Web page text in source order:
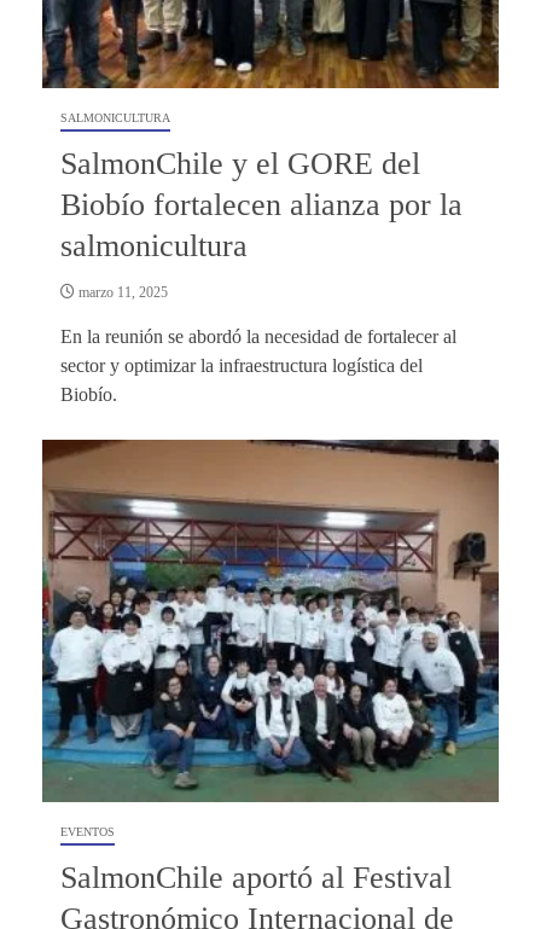
SALMONICULTURA
SalmonChile y el GORE del
Biobío fortalecen alianza por la
salmonicultura
marzo 11, 2025
En la reunión se abordó la necesidad de fortalecer al
sector y optimizar la infraestructura logística del
Biobío.
EVENTOS
SalmonChile aportó al Festival
Gastronómico Internacional de